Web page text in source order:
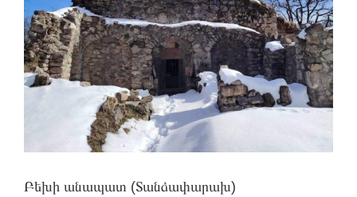
Բեխի անապատ (Տանձափարախ)